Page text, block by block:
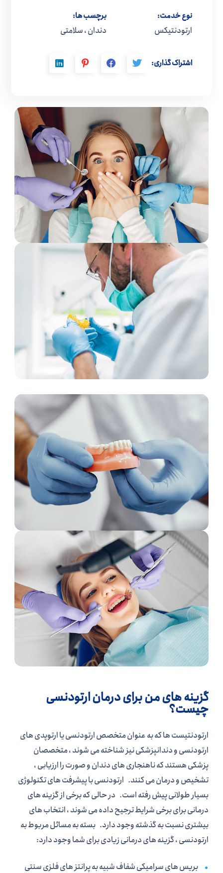
نوع خدمت:
ارتودنتیکس
برچسب ها:
دندان ، سلامتی
اشتراک گذاری:
گزینه های من برای درمان ارتودنسی
چیست؟
ارتودنتیست ها که به عنوان متخصص ارتودنسی یا ارتوپدی های
ارتودنسی و دندانپزشکی نیز شناخته می شوند ، متخصصان
پزشکی هستند که ناهنجاری های دندان و صورت را ارزیابی ،
تشخیص و درمان می کنند. ارتودنسی با پیشرفت های تکنولوژی
بسیار طولانی پیش رفته است. در حالی که برخی از گزینه های
درمانی برای برخی شرایط ترجیح داده می شوند ، انتخاب های
بیشتری نسبت به گذشته وجود دارد. بسته به مسائل مربوط به
ارتودنسی ، گزینه های درمانی زیادی برای شما وجود دارد:
بریس های سرامیکی شفاف شبیه به پرانتز های فلزی سنتی